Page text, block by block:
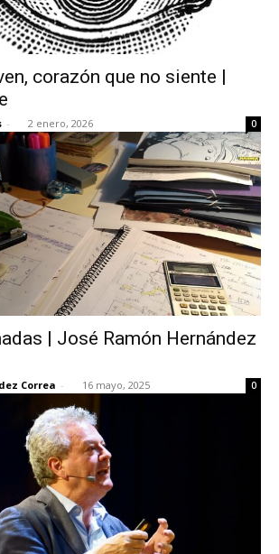
corazón que no siente |
- 2 enero, 2026 0
| José Ramón Hernández
Correa - 16 mayo, 2025 0